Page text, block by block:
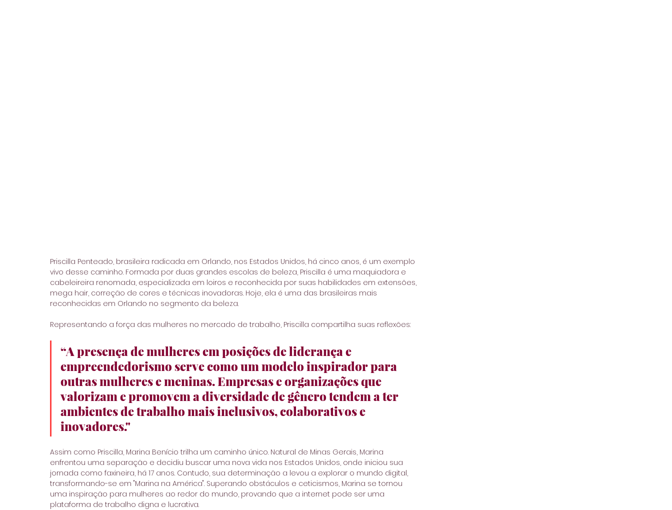
Priscilla Penteado, brasileira radicada em Orlando, nos Estados Unidos, há cinco anos, é um exemplo
vivo desse caminho. Formada por duas grandes escolas de beleza, Priscilla é uma maquiadora e
cabeleireira renomada, especializada em loiros e reconhecida por suas habilidades em extensões,
mega hair, correção de cores e técnicas inovadoras. Hoje, ela é uma das brasileiras mais
reconhecidas em Orlando no segmento da beleza.
Representando a força das mulheres no mercado de trabalho, Priscilla compartilha suas reflexões:
“A presença de mulheres em posições de liderança e
empreendedorismo serve como um modelo inspirador para
outras mulheres e meninas. Empresas e organizações que
valorizam e promovem a diversidade de gênero tendem a ter
ambientes de trabalho mais inclusivos, colaborativos e
inovadores."
Assim como Priscilla, Marina Benício trilha um caminho único. Natural de Minas Gerais, Marina
enfrentou uma separação e decidiu buscar uma nova vida nos Estados Unidos, onde iniciou sua
jornada como faxineira, há 17 anos. Contudo, sua determinação a levou a explorar o mundo digital,
transformando-se em "Marina na América". Superando obstáculos e ceticismos, Marina se tornou
uma inspiração para mulheres ao redor do mundo, provando que a internet pode ser uma
plataforma de trabalho digna e lucrativa.